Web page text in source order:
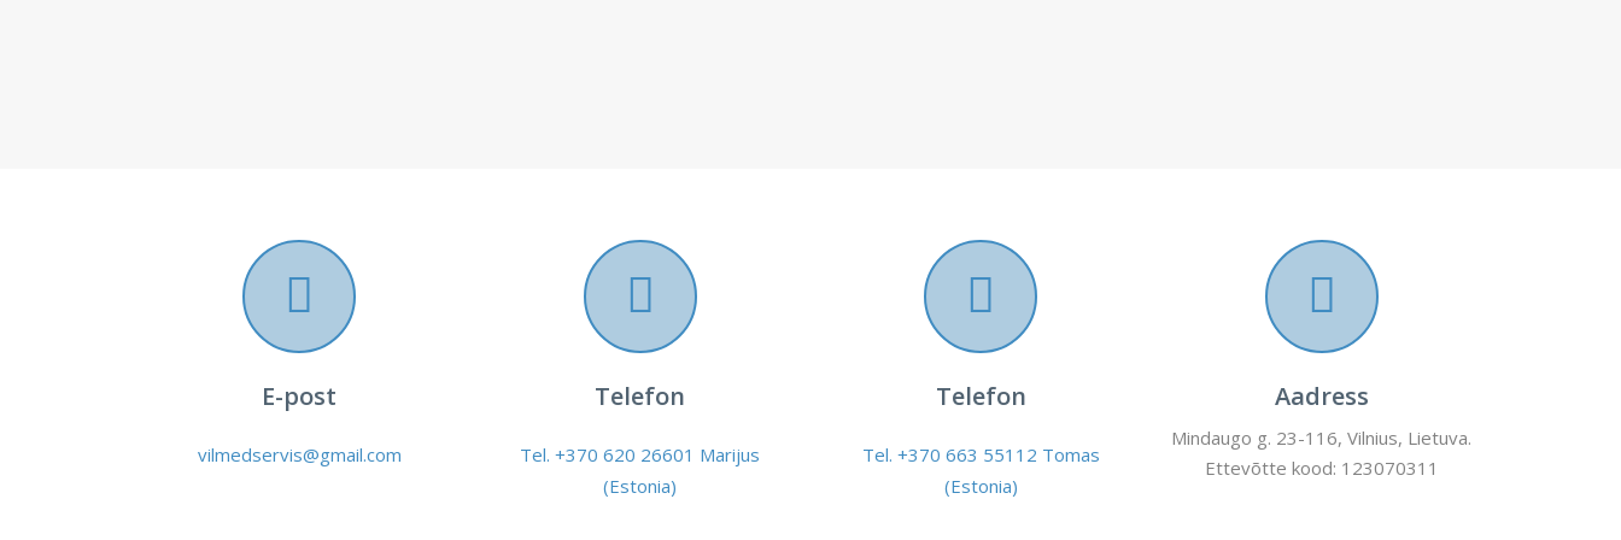
E-post
vilmedservis@gmail.com
Telefon
Tel. +370 620 26601 Marijus
(Estonia)
Telefon
Tel. +370 663 55112 Tomas
(Estonia)
Aadress
Mindaugo g. 23-116, Vilnius, Lietuva.
Ettevõtte kood: 123070311